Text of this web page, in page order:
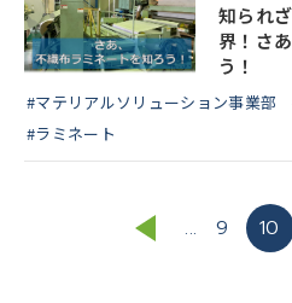
知られ
界！さ
う！
#マテリアルソリューション事業部
#ラミネート
... 9 10